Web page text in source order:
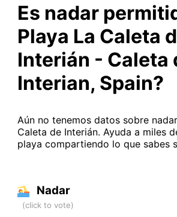
Es nadar
Playa La Caleta
Interián - Caleta
Interian, Spain?
Aún no tenemos datos sobre
Caleta de Interián. Ayuda a miles
playa compartiendo lo que sabes
Nadar